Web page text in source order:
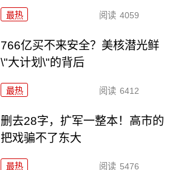
最热 阅读 4059
766亿买不来安全？美核潜光鲜
\"大计划\"的背后
最热 阅读 6412
删去28字，扩军一整本！高市的
把戏骗不了东大
最热 阅读 5476